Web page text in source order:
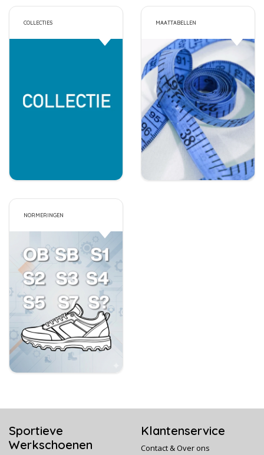
COLLECTIES MAATTABELLEN
NORMERINGEN
Sportieve
Werkschoenen
Klantenservice
Contact & Over ons